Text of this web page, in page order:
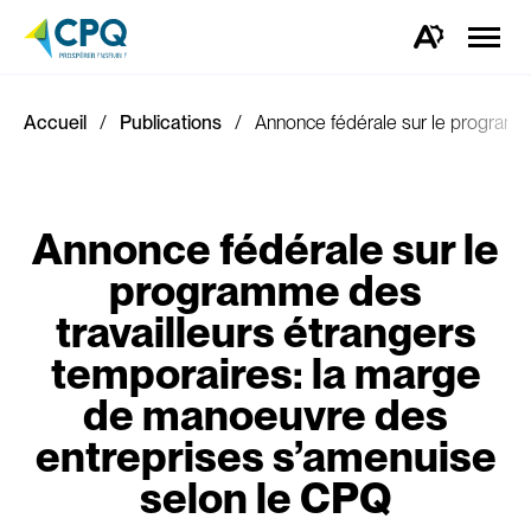
Ouvrez
d'accessibilité.
la
Accueil Publications Annonce fédérale sur le
Annonce fédérale sur le
programme des
travailleurs étrangers
temporaires: la marge
de manoeuvre des
entreprises s’amenuise
selon le CPQ